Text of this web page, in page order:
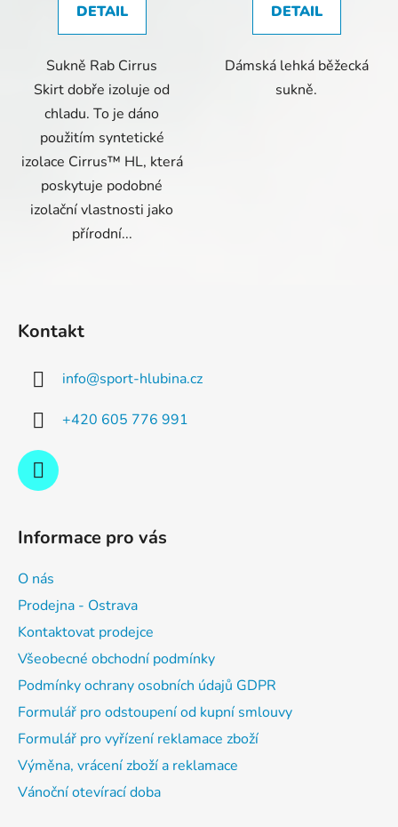
DETAIL
Sukně Rab Cirrus
Skirt dobře izoluje od
chladu. To je dáno
použitím syntetické
izolace Cirrus™ HL, která
poskytuje podobné
izolační vlastnosti jako
přírodní...
DETAIL
Dámská lehká běžecká
sukně.
Kontakt
info@sport-hlubina.cz
+420 605 776 991
Informace pro vás
O nás
Prodejna - Ostrava
Kontaktovat prodejce
Všeobecné obchodní podmínky
Podmínky ochrany osobních údajů GDPR
Formulář pro odstoupení od kupní smlouvy
Formulář pro vyřízení reklamace zboží
Výměna, vrácení zboží a reklamace
Vánoční otevírací doba